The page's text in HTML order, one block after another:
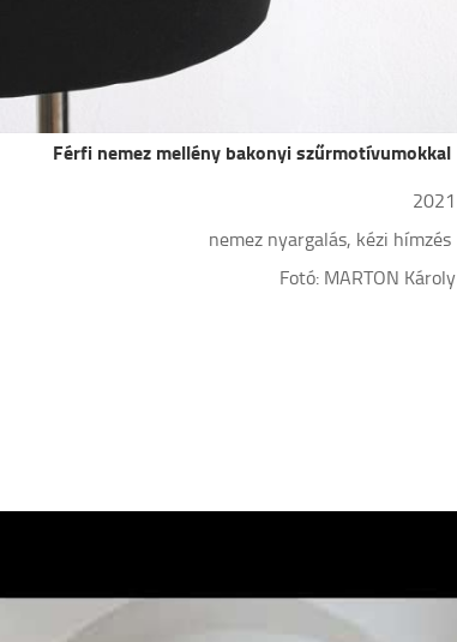
Férfi nemez mellény bakonyi szűrmotívumokkal
2021
nemez nyargalás, kézi hímzés
Fotó: MARTON Károly